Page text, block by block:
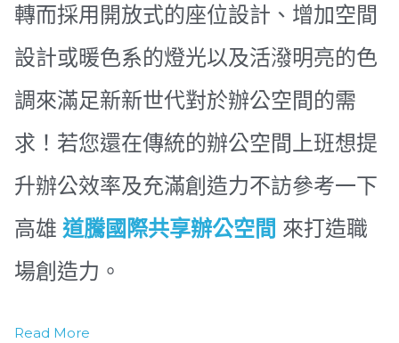
轉而採用開放式的座位設計、增加空間
設計或暖色系的燈光以及活潑明亮的色
調來滿足新新世代對於辦公空間的需
求！若您還在傳統的辦公空間上班想提
升辦公效率及充滿創造力不訪參考一下
高雄道騰國際共享辦公空間 來打造職
場創造力。
Read More